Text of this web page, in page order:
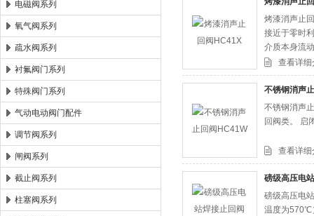
电磁阀系列
氧气阀系列
疏水阀系列
衬氟阀门系列
特殊阀门系列
气动电动阀门配件
调节阀系列
闸阀系列
截止阀系列
柱塞阀系列
烤漆消声止
接近于零时
介质本身流
逆流阀、和
查看详细
不锈钢消声
不锈钢消声
回阀类。 启
查看详细
磅级高压电
磅级高压电
温度为570℃